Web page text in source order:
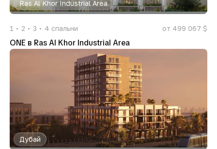
Ras Al Khor Industrial Area
1 2 3 4 спальни от 499 067 $
ONE в Ras Al Khor Industrial Area
Дубай